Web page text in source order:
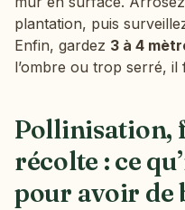
plantation, puis
Enfin, gardez 3 à 4
l’ombre ou trop serré, il
Pollinisation,
récolte : ce
pour avoir de